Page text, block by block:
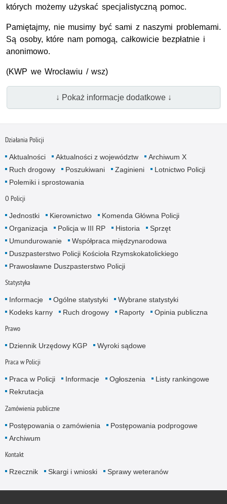
których możemy użyskać specjalistyczną pomoc.
Pamiętajmy, nie musimy być sami z naszymi problemami.
Są osoby, które nam pomogą, całkowicie bezpłatnie i
anonimowo.
(KWP we Wrocławiu / wsz)
↓ Pokaż informacje dodatkowe ↓
Działania Policji
Aktualności Aktualności z województw
Archiwum X
Ruch drogowy
Poszukiwani Zaginieni
Lotnictwo Policji
Polemiki i sprostowania
O Policji
Jednostki Kierownictwo
Komenda Główna Policji
Organizacja
Policja w III RP Historia
Sprzęt
Umundurowanie
Współpraca międzynarodowa
Duszpasterstwo Policji Kościoła Rzymskokatolickiego
Prawosławne Duszpasterstwo Policji
Statystyka
Informacje Ogólne statystyki
Wybrane statystyki
Kodeks karny
Ruch drogowy Raporty Opinia publiczna
Prawo
Dziennik Urzędowy KGP Wyroki sądowe
Praca w Policji
Praca w Policji Informacje Ogłoszenia
Listy rankingowe
Rekrutacja
Zamówienia publiczne
Postępowania o zamówienia
Postępowania podprogowe
Archiwum
Kontakt
Rzecznik Skargi i wnioski Sprawy weteranów